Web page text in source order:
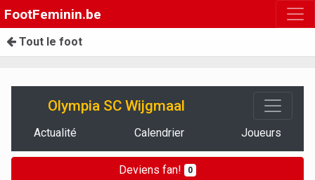
FootFeminin.be
Tout le foot
Olympia SC Wijgmaal
Actualité Calendrier Joueurs
Deviens fan! 0